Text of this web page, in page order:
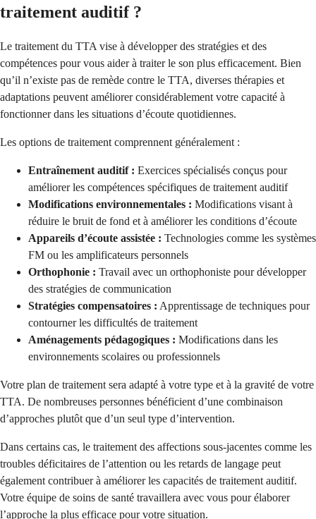
traitement auditif ?
Le traitement du TTA vise à développer des stratégies et des
compétences pour vous aider à traiter le son plus efficacement. Bien
qu’il n’existe pas de remède contre le TTA, diverses thérapies et
adaptations peuvent améliorer considérablement votre capacité à
fonctionner dans les situations d’écoute quotidiennes.
Les options de traitement comprennent généralement :
Entraînement auditif : Exercices spécialisés conçus pour
améliorer les compétences spécifiques de traitement auditif
Modifications environnementales : Modifications visant à
réduire le bruit de fond et à améliorer les conditions d’écoute
Appareils d’écoute assistée : Technologies comme les systèmes
FM ou les amplificateurs personnels
Orthophonie : Travail avec un orthophoniste pour développer
des stratégies de communication
Stratégies compensatoires : Apprentissage de techniques pour
contourner les difficultés de traitement
Aménagements pédagogiques : Modifications dans les
environnements scolaires ou professionnels
Votre plan de traitement sera adapté à votre type et à la gravité de votre
TTA. De nombreuses personnes bénéficient d’une combinaison
d’approches plutôt que d’un seul type d’intervention.
Dans certains cas, le traitement des affections sous-jacentes comme les
troubles déficitaires de l’attention ou les retards de langage peut
également contribuer à améliorer les capacités de traitement auditif.
Votre équipe de soins de santé travaillera avec vous pour élaborer
l’approche la plus efficace pour votre situation.